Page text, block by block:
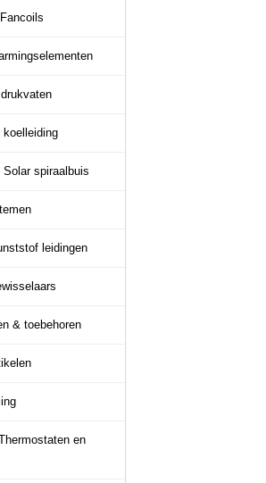
koelleiding
spiraalbuis
leidingen
& toebehoren
en